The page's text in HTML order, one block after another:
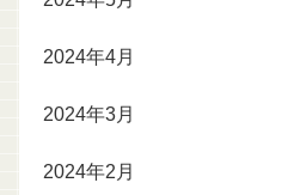
2024年4月
2024年3月
2024年2月